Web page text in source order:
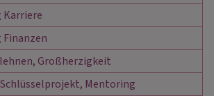
Karriere
Finanzen
Großherzigkeit
Mentoring